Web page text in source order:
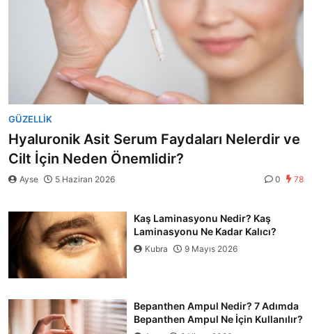
GÜZELLIK
Hyaluronik Asit Serum Faydaları Nelerdir ve
Cilt İçin Neden Önemlidir?
Ayse 5 Haziran 2026 0 78
Kaş Laminasyonu Nedir? Kaş
Laminasyonu Ne Kadar Kalıcı?
Kubra 9 Mayıs 2026
Bepanthen Ampul Nedir? 7 Adımda
Bepanthen Ampul Ne İçin Kullanılır?